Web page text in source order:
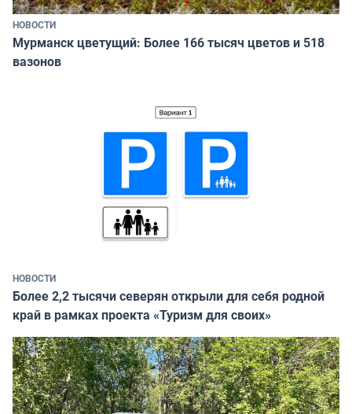
НОВОСТИ
Мурманск цветущий: Более 166 тысяч цветов и 518
вазонов
НОВОСТИ
Более 2,2 тысячи северян открыли для себя родной
край в рамках проекта «Туризм для своих»